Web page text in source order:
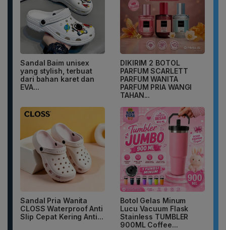
Sandal Baim unisex
yang stylish, terbuat
dari bahan karet dan
EVA...
DIKIRIM 2 BOTOL
PARFUM SCARLETT
PARFUM WANITA
PARFUM PRIA WANGI
TAHAN...
Sandal Pria Wanita
CLOSS Waterproof Anti
Slip Cepat Kering Anti...
Botol Gelas Minum
Lucu Vacuum Flask
Stainless TUMBLER
900ML Coffee...